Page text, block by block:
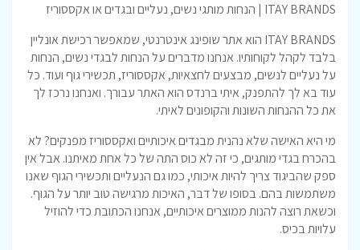
ITAY BRANDS | הנחות מותגי נשים, נעליים ובגדים או אקססוריז
ITAY BRANDS הוא אתר שופינג אינטרנטי, שמאפשר רכישת אונליין
בלבד לקהל לקוחותיו. אנחנו מדברים על הנחות לבגדי נשים, הנחות
על נעליים לנשים, מבצעים לחצאיות, אקססוריז, תכשירי גוף ועוד. כל
עוד בא לך להתפנק, איתי ברנדס הוא האתר עבורך. ואנחנו נרכז לך
את כל ההנחות השונות והקופונים לאיתי.
מי היא האישה שלא נהנית מבגדים איכותיים ואקססוריז מפנקים? לא
בהכרח בגדי מותגים, כי זה לא כוס התה של כל אחת מאיתנו. אבל אין
ספק שהביגוד צריך להיות איכותי, כמו גם הנעליים ותכשירי הגוף שאנו
משתמשות בהם. בסופו של דבר, האיכות מרגישה טוב יותר על הגוף.
וכשאת רוצה להנות ממוצרים איכותיים, אנחנו הכתובת כדי להוזיל
עלויות בכיס.